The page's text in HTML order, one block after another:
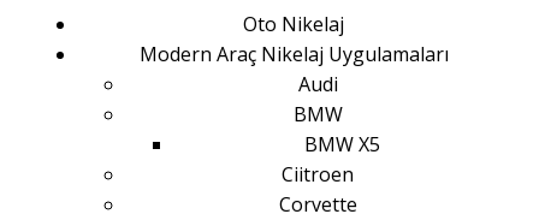
Oto Nikelaj
Modern Araç Nikelaj Uygulamaları
Audi
BMW
BMW X5
Ciitroen
Corvette